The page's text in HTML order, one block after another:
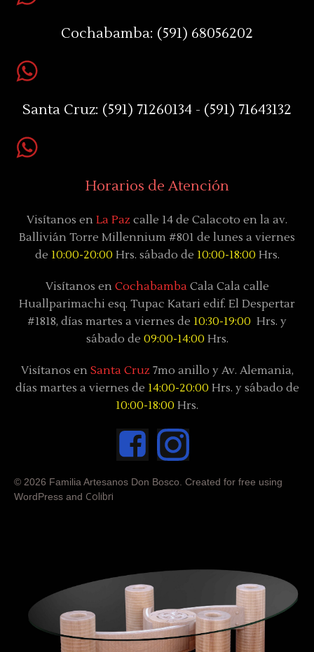
Cochabamba: (591) 68056202
Santa Cruz: (591) 71260134 - (591) 71643132
Horarios de Atención
Visítanos en La Paz calle 14 de Calacoto en la av.
Ballivián Torre Millennium #801 de lunes a viernes
de 10:00-20:00 Hrs. sábado de 10:00-18:00 Hrs.
Visítanos en CochabambaCala Cala calle
Huallparimachi esq. Tupac Katari edif. El Despertar
#1818, días martes a viernes de 10:30-19:00 Hrs. y
sábado de 09:00-14:00 Hrs.
Visítanos en Santa Cruz7mo anillo y Av. Alemania,
días martes a viernes de 14:00-20:00 Hrs. y sábado de
10:00-18:00 Hrs.
© 2026 Familia Artesanos Don Bosco. Created for free using
WordPress and Colibri